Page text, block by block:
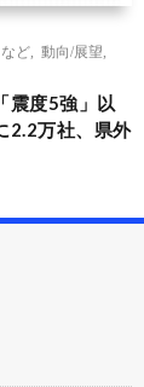
ど
動向/展望
震度5強」以
2.2万社、県外